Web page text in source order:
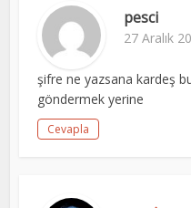
pesci
27 Aralık
şifre ne yazsana kardeş
göndermek yerine
Cevapla